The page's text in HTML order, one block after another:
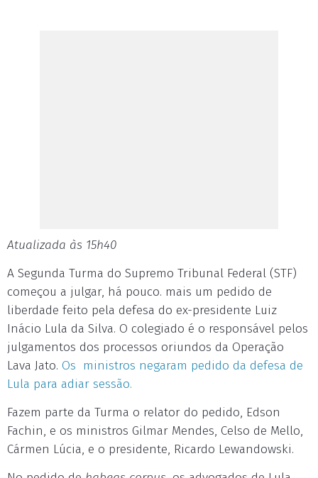
Atualizada às 15h40
A Segunda Turma do Supremo Tribunal Federal (STF)
começou a julgar, há pouco. mais um pedido de
liberdade feito pela defesa do ex-presidente Luiz
Inácio Lula da Silva. O colegiado é o responsável pelos
julgamentos dos processos oriundos da Operação
Lava Jato. Os ministros negaram pedido da defesa de
Lula para adiar sessão.
Fazem parte da Turma o relator do pedido, Edson
Fachin, e os ministros Gilmar Mendes, Celso de Mello,
Cármen Lúcia, e o presidente, Ricardo Lewandowski.